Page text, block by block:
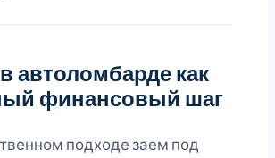
автоломбарде как
финансовый шаг
подходе заем под